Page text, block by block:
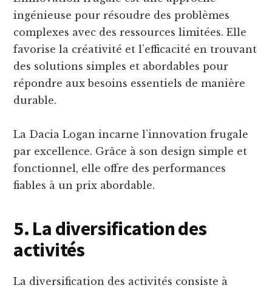
ingénieuse pour résoudre des problèmes
complexes avec des ressources limitées. Elle
favorise la créativité et l’efficacité en trouvant
des solutions simples et abordables pour
répondre aux besoins essentiels de manière
durable.
La Dacia Logan incarne l’innovation frugale
par excellence. Grâce à son design simple et
fonctionnel, elle offre des performances
fiables à un prix abordable.
5. La diversification des
activités
La diversification des activités consiste à